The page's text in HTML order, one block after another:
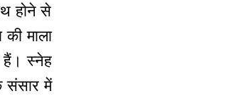
होने से
माला
हैं। स्नेह
संसार में